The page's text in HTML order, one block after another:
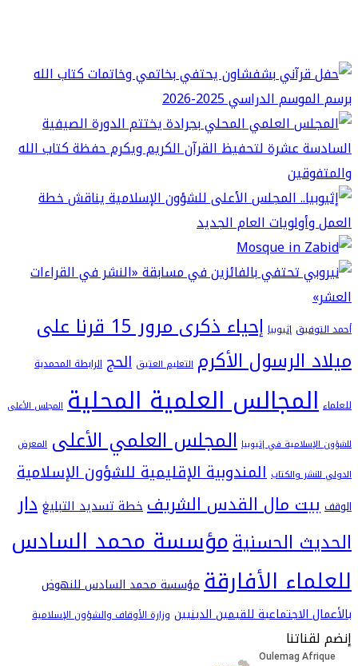
إثيوبيا
إحياء ذكرى مرور 15 قرنا على
الرسول الأكرم التعليم العتيق الحج الرابطة المحمدية
العلمية المحلية المجلس الأعلى
في إثيوبيا المجلس العلمي الأعلى المعرض
والكتاب المندوبية الإقليمية للشؤون الإسلامية
مال القدس الشريفخطة تسديد التبليغدار
الحسنيةمؤسسة محمد السادس
الأفارقةمؤسسة محمد السادس للنهوض
الاجتماعية للقيمين الدينيين وزارة الأوقاف والشؤون الإسلامية